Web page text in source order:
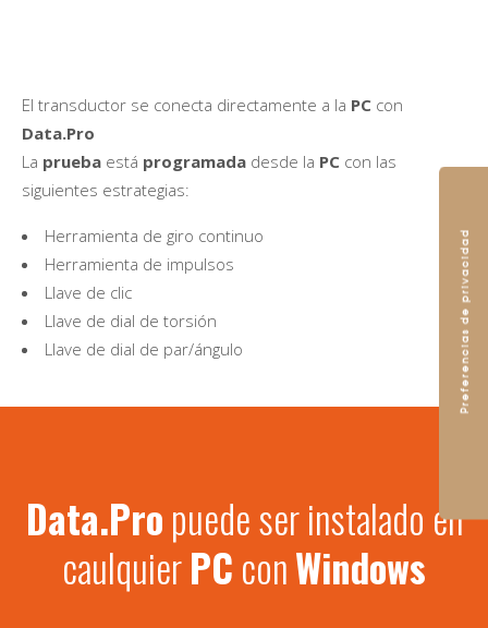
El transductor se conecta directamente a la PC con
Data.Pro
La prueba está programada desde la PC con las
siguientes estrategias:
Herramienta de giro continuo
Herramienta de impulsos
Llave de clic
Llave de dial de torsión
Llave de dial de par/ángulo
Data.Propuede ser instalado en
caulquierPCconWindows